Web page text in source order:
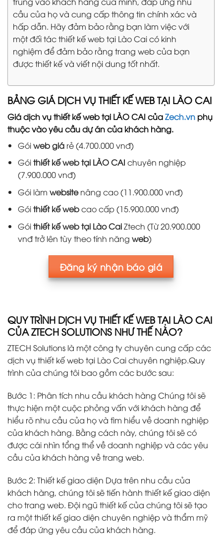
cầu của họ và cung cấp thông tin chính xác và
hấp dẫn. Hãy đảm bảo rằng bạn làm việc với
một đối tác thiết kế web tại Lào Cai có kinh
nghiệm để đảm bảo rằng trang web của bạn
được thiết kế và viết nội dung tốt nhất.
BẢNG GIÁ DỊCH VỤ THIẾT KẾ WEB TẠI LÀO CAI
Giá dịch vụ thiết kế web tại LÀO CAI củaZech.vn phụ
thuộc vào yêu cầu dự án của khách hàng.
Góiweb giárẻ (4.700.000 vnđ)
Góithiết kế web tại LÀO CAI chuyên nghiệp
(7.900.000 vnđ)
Gói làm websitenâng cao (11.900.000 vnđ)
Góithiết kế webcao cấp (15.900.000 vnđ)
Góithiết kế web tại Lào CaiZtech (Từ 20.900.000
vnđ trở lên tùy theo tính năng web)
Đăng ký nhận báo giá
QUY TRÌNH DỊCH VỤ THIẾT KẾ WEB TẠI LÀO CAI
CỦA ZTECH SOLUTIONS NHƯ THẾ NÀO?
ZTECH Solutions là một công ty chuyên cung cấp các
dịch vụ thiết kế web tại Lào Cai chuyên nghiệp.Quy
trình của chúng tôi bao gồm các bước sau:
Bước 1: Phân tích nhu cầu khách hàng Chúng tôi sẽ
thực hiện một cuộc phỏng vấn với khách hàng để
hiểu rõ nhu cầu của họ và tìm hiểu về doanh nghiệp
của khách hàng. Bằng cách này, chúng tôi sẽ có
được cái nhìn tổng thể về doanh nghiệp và các yêu
cầu của khách hàng về trang web.
Bước 2: Thiết kế giao diện Dựa trên nhu cầu của
khách hàng, chúng tôi sẽ tiến hành thiết kế giao diện
cho trang web. Đội ngũ thiết kế của chúng tôi sẽ tạo
ra một thiết kế giao diện chuyên nghiệp và thẩm mỹ
để đáp ứng yêu cầu của khách hàng.